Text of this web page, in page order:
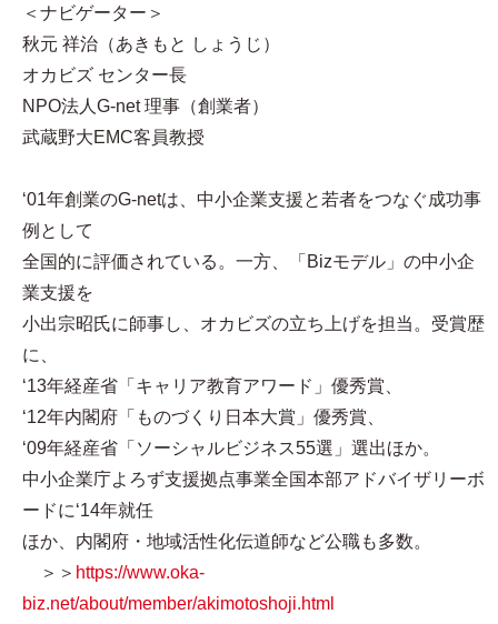
＜ナビゲーター＞
秋元 祥治（あきもと しょうじ）
オカビズ センター長
NPO法人G-net 理事（創業者）
武蔵野大EMC客員教授
‘01年創業のG-netは、中小企業支援と若者をつなぐ成功事
例として
全国的に評価されている。一方、「Bizモデル」の中小企
業支援を
小出宗昭氏に師事し、オカビズの立ち上げを担当。受賞歴
に、
‘13年経産省「キャリア教育アワード」優秀賞、
‘12年内閣府「ものづくり日本大賞」優秀賞、
‘09年経産省「ソーシャルビジネス55選」選出ほか。
中小企業庁よろず支援拠点事業全国本部アドバイザリーボ
ードに‘14年就任
ほか、内閣府・地域活性化伝道師など公職も多数。
＞＞ https://www.oka-
biz.net/about/member/akimotoshoji.html